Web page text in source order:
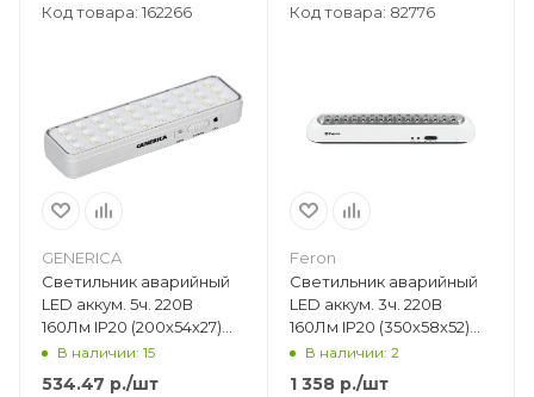
Код товара: 162266
GENERICA
Светильник аварийный
LED аккум. 5ч. 220В
160Лм IP20 (200х54х27)
ДБА 1030 не пост.
LDBA0-1030-5-01-K01-G
В наличии: 15
534.47 р./шт
Код товара: 82776
Feron
Светильник аварийный
LED аккум. 3ч. 220В
160Лм IP20 (350х58х52)
EL20 12901
В наличии: 2
1 358р./шт